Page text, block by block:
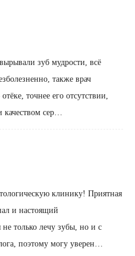
зуб мудрости, всё
также врач
точнее его отсутствии,
сер…
клинику! Приятная
и настоящий
только лечу зубы, но и с
поэтому могу уверен…